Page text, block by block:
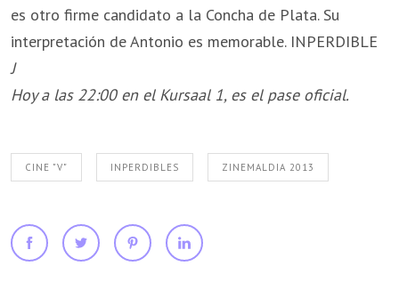
es otro firme candidato a la Concha de Plata. Su
interpretación de Antonio es memorable. INPERDIBLE
J
Hoy a las 22:00 en el Kursaal 1, es el pase oficial.
CINE "V" INPERDIBLES ZINEMALDIA 2013